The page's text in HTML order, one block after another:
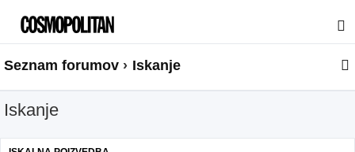
Seznam forumov Iskanje
Iskanje